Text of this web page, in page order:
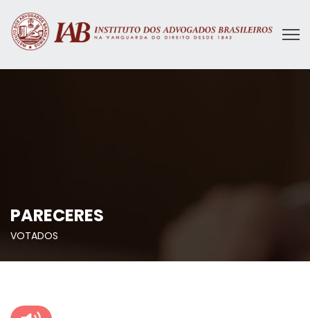
PARECERES
VOTADOS